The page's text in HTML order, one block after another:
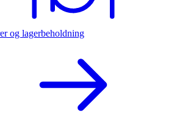
og lagerbeholdning